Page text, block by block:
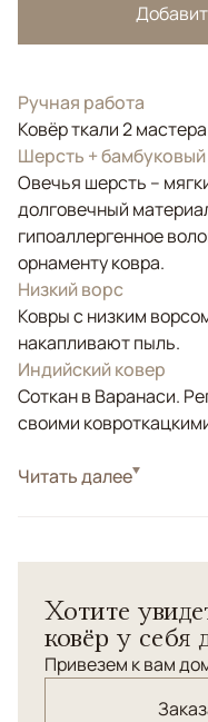
Ручная работа
Ковёр ткали 2
Шерсть +
Овечья шерсть –
долговечный
гипоаллергенное
орнаменту ковра.
Низкий ворс
Ковры с низким
накапливают пыль.
Индийский ковер
Соткан в Варанаси.
своими
СтильСовременные
Читать далее
Хотите
ковёр у себя
Привезем к вам